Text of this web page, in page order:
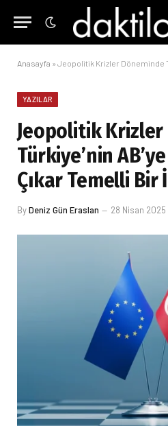
Anasayfa » Jeopolitik Krizler Döneminde Türkiye’nin
YAZILAR
Jeopolitik
Türkiye’nin
Çıkar Temelli Bir
ByDeniz Gün Eraslan 28 Nisan 2025